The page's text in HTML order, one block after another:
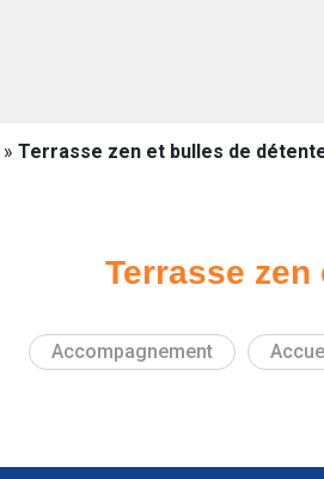
» Terrasse zen et bulles de
Terrasse
Accompagnement